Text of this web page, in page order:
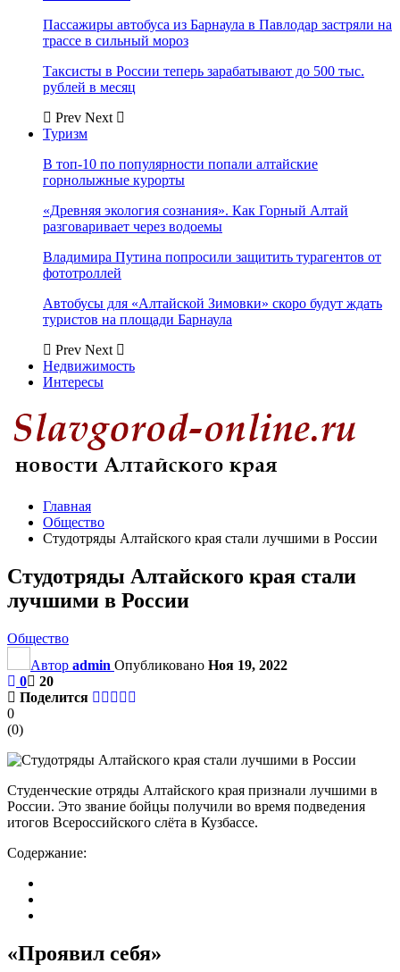
Пассажиры автобуса из Барнаула в Павлодар застряли на
трассе в сильный мороз
Таксисты в России теперь зарабатывают до 500 тыс.
рублей в месяц
Prev Next
Туризм
В топ-10 по популярности попали алтайские
горнолыжные курорты
«Древняя экология сознания». Как Горный Алтай
разговаривает через водоемы
Владимира Путина попросили защитить турагентов от
фототроллей
Автобусы для «Алтайской Зимовки» скоро будут ждать
туристов на площади Барнаула
Prev Next
Недвижимость
Интересы
Главная
Общество
Студотряды Алтайского края стали лучшими в России
Студотряды Алтайского края стали
лучшими в России
Общество
Автор admin Опубликовано Ноя 19, 2022
0
20
Поделится
0
(0)
Студенческие отряды Алтайского края признали лучшими в
России. Это звание бойцы получили во время подведения
итогов Всероссийского слёта в Кузбассе.
Содержание:
«Проявил себя»